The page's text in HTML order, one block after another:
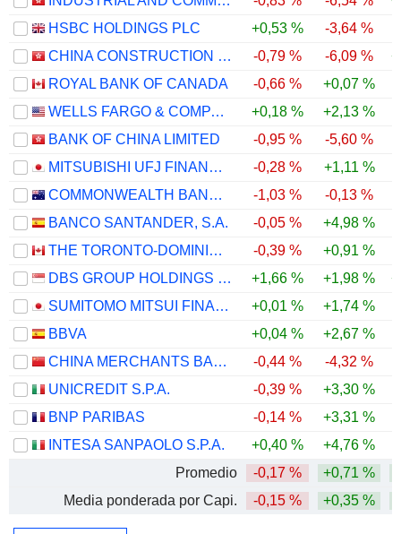
HSBC HOLDINGS PLC
+0,53 % -3,64 %
CHINA CONSTRUCTION BANK CORPORATION
-0,79 % -6,09 %
ROYAL BANK OF CANADA
-0,66 % +0,07 %
WELLS FARGO & COMPANY
+0,18 % +2,13 %
BANK OF CHINA LIMITED
-0,95 % -5,60 %
MITSUBISHI UFJ FINANCIAL GROUP, INC.
-0,28 % +1,11 %
COMMONWEALTH BANK OF AUSTRALIA
-1,03 % -0,13 %
BANCO SANTANDER, S.A.
-0,05 % +4,98 %
THE TORONTO-DOMINION BANK
-0,39 % +0,91 %
DBS GROUP HOLDINGS LTD
+1,66 % +1,98 %
SUMITOMO MITSUI FINANCIAL GROUP, INC.
+0,01 % +1,74 %
BBVA
+0,04 % +2,67 %
CHINA MERCHANTS BANK CO., LTD.
-0,44 % -4,32 %
UNICREDIT S.P.A.
-0,39 % +3,30 %
BNP PARIBAS
-0,14 % +3,31 %
INTESA SANPAOLO S.P.A.
+0,40 % +4,76 %
Promedio
-0,17 % +0,71 %
Media ponderada por Capi.
-0,15 % +0,35 %